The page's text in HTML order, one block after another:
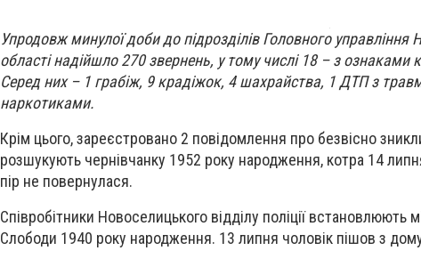
Упродовж минулої доби до підрозділів Головного управління
області надійшло 270 звернень, у тому числі 18 – з
Серед них – 1 грабіж, 9 крадіжок, 4 шахрайства, 1 ДТП з
наркотиками.
Крім цього, зареєстровано 2 повідомлення про безвісно
розшукують чернівчанку 1952 року народження, котра 14
пір не повернулася.
Співробітники Новоселицького відділу поліції
Слободи 1940 року народження. 13 липня чоловік пішов з